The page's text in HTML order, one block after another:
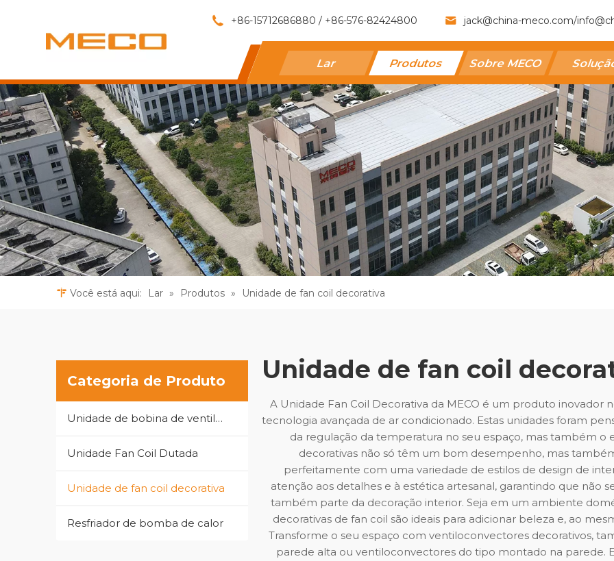
+86-15712686880 / +86-576-82424800 jack@china-meco.com/
Lar Produtos Sobre MECO
Você está aqui: Lar » Produtos » Unidade de fan coil decorativa
Categoria de Produto
Unidade de bobina de ventilador do tipo cassete
Unidade Fan Coil Dutada
Unidade de fan coil decorativa
Resfriador de bomba de calor
Unidade de fan coil
A Unidade Fan Coil Decorativa da MECO é um produto
tecnologia avançada de ar condicionado. Estas unidades foram
da regulação da temperatura no seu espaço, mas também o
decorativas não só têm um bom desempenho, mas
perfeitamente com uma variedade de estilos de design de
atenção aos detalhes e à estética artesanal, garantindo que não
também parte da decoração interior. Seja em um ambiente
decorativas de fan coil são ideais para adicionar beleza e, ao
Transforme o seu espaço com ventiloconvectores decorativos,
parede alta ou ventiloconvectores do tipo montado na parede.